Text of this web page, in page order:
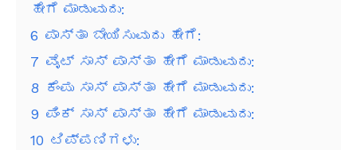
ಹೇಗೆ ಮಾಡುವುದು:
6 ಪಾಸ್ತಾ ಬೇಯಿಸುವುದು ಹೇಗೆ:
7 ವೈಟ್ ಸಾಸ್ ಪಾಸ್ತಾ ಹೇಗೆ ಮಾಡುವುದು:
8 ಕೆಂಪು ಸಾಸ್ ಪಾಸ್ತಾ ಹೇಗೆ ಮಾಡುವುದು:
9 ಪಿಂಕ್ ಸಾಸ್ ಪಾಸ್ತಾ ಹೇಗೆ ಮಾಡುವುದು:
10 ಟಿಪ್ಪಣಿಗಳು: